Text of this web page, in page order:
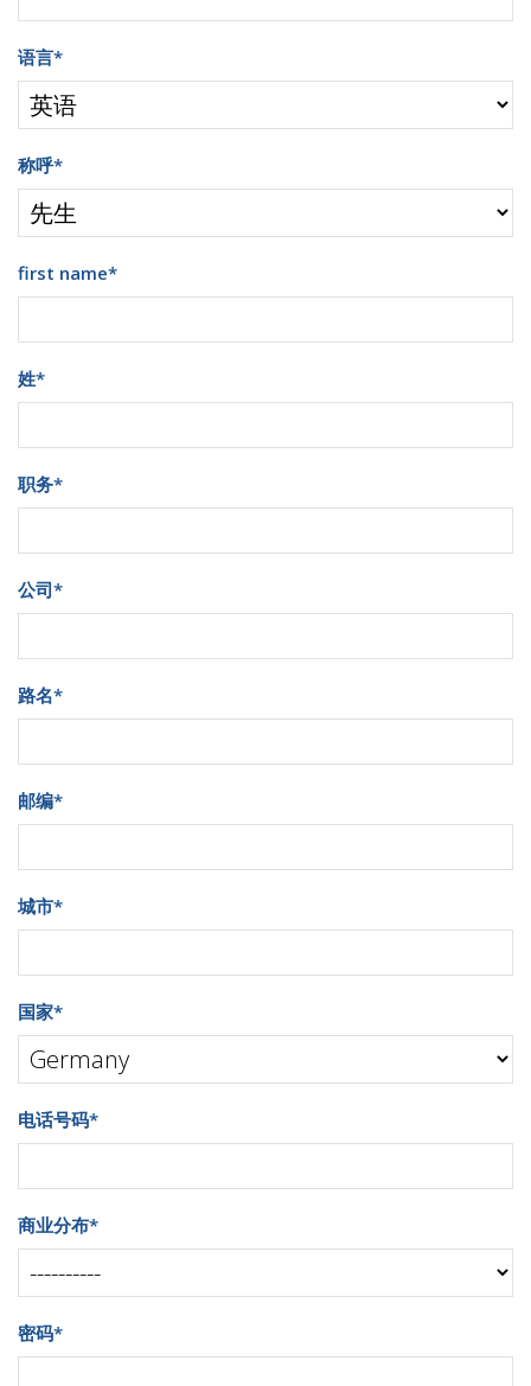
语言*
称呼*
first name*
姓*
职务*
公司*
路名*
邮编*
城市*
国家*
电话号码*
商业分布*
密码*